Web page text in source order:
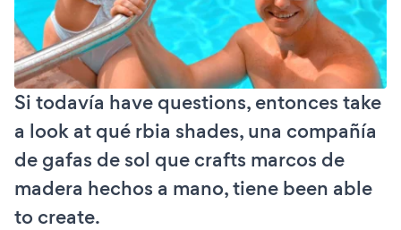
Si todavía have questions, entonces take
a look at qué rbia shades, una compañía
de gafas de sol que crafts marcos de
madera hechos a mano, tiene been able
to create.